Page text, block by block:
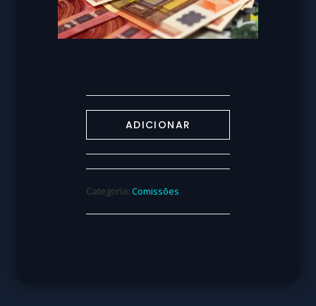
ADICIONAR
Categoria:Comissões